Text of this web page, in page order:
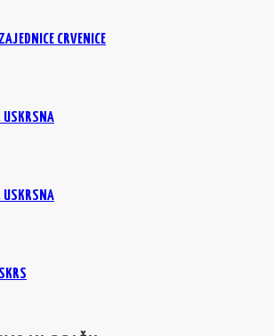
CRVENICE
USKRSNA
USKRSNA